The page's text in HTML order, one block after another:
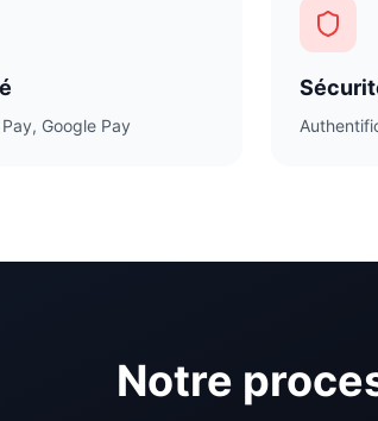
Google Pay
Notre